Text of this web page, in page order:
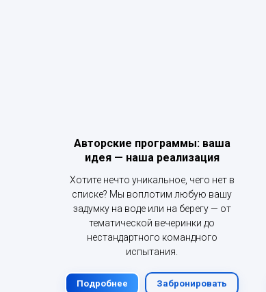
Авторские программы: ваша
идея — наша реализация
Хотите нечто уникальное, чего нет в
списке? Мы воплотим любую вашу
задумку на воде или на берегу — от
тематической вечеринки до
нестандартного командного
испытания.
Подробнее Забронировать